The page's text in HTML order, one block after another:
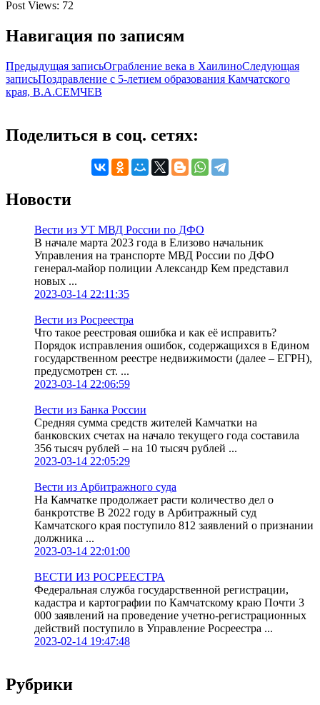
Post Views: 72
Навигация по записям
Предыдущая записьОграбление века в ХаилиноСледующая
записьПоздравление с 5-летием образования Камчатского
края, В.А.СЕМЧЕВ
Поделиться в соц. сетях:
Новости
Вести из УТ МВД России по ДФО
В начале марта 2023 года в Елизово начальник
Управления на транспорте МВД России по ДФО
генерал-майор полиции Александр Кем представил
новых ...
2023-03-14 22:11:35
Вести из Росреестра
Что такое реестровая ошибка и как её исправить?
Порядок исправления ошибок, содержащихся в Едином
государственном реестре недвижимости (далее – ЕГРН),
предусмотрен ст. ...
2023-03-14 22:06:59
Вести из Банка России
Средняя сумма средств жителей Камчатки на
банковских счетах на начало текущего года составила
356 тысяч рублей – на 10 тысяч рублей ...
2023-03-14 22:05:29
Вести из Арбитражного суда
На Камчатке продолжает расти количество дел о
банкротстве В 2022 году в Арбитражный суд
Камчатского края поступило 812 заявлений о признании
должника ...
2023-03-14 22:01:00
ВЕСТИ ИЗ РОСРЕЕСТРА
Федеральная служба государственной регистрации,
кадастра и картографии по Камчатскому краю Почти 3
000 заявлений на проведение учетно-регистрационных
действий поступило в Управление Росреестра ...
2023-02-14 19:47:48
Рубрики